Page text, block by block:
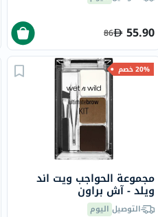
55.90
86
20% خصم
مجموعة الحواجب ويت اند
ويلد - آش براون
التوصيل اليوم